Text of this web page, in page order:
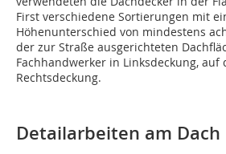
First verschiedene Sortierungen mit
Höhenunterschied von mindestens
der zur Straße ausgerichteten
Fachhandwerker in Linksdeckung, auf
Rechtsdeckung.
Detailarbeiten am Dach